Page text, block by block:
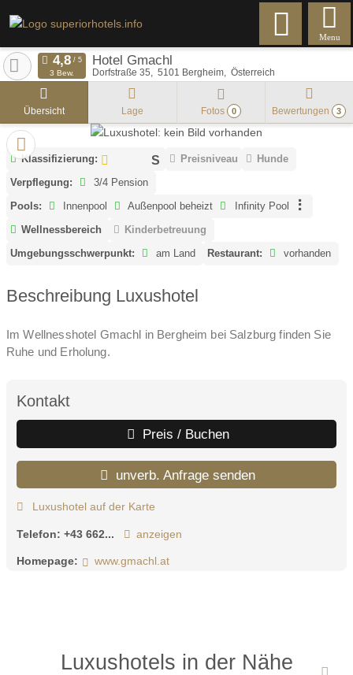
Menu
Hotel Gmachl
Dorfstraße 35 5101 Bergheim Österreich
3 Bew.
Übersicht Lage Fotos 0 Bewertungen 3
Klassifizierung: Preisniveau
Hunde
Verpflegung:
3/4 Pension
Pools:
Innenpool Außenpool beheizt
Infinity Pool
Wellnessbereich
Kinderbetreuung
Umgebungsschwerpunkt:
am Land Restaurant: vorhanden
Beschreibung Luxushotel
Im Wellnesshotel Gmachl in Bergheim bei Salzburg finden Sie
Ruhe und Erholung.
Kontakt
Preis / Buchen
unverb. Anfrage senden
Luxushotel auf der Karte
Telefon: +43 662... anzeigen
Homepage: www.gmachl.at
Luxushotels in der Nähe